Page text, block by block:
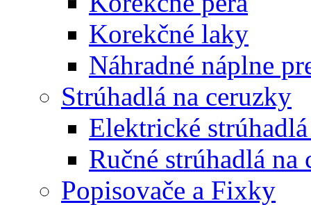
Korekčné laky
Náhradné náplne
Strúhadlá na ceruzky
Elektrické
Ručné strúhadlá na
Popisovače a Fixky